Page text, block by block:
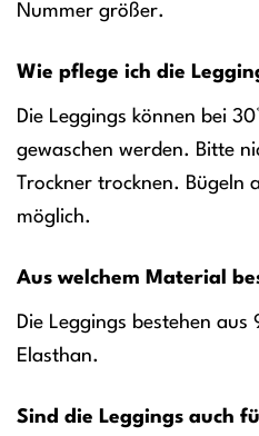
Nummer größer.
Wie pflege ich die
Die Leggings können bei
gewaschen werden. Bitte
Trockner trocknen. Bügeln
möglich.
Aus welchem Material
Die Leggings bestehen
Elasthan.
Sind die Leggings auch